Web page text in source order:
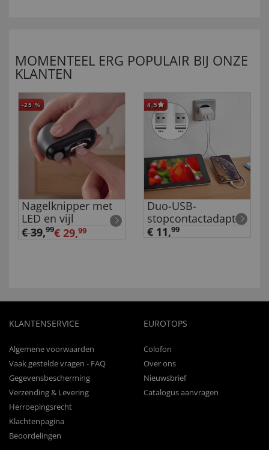
MOMENTEEL ERG POPULAIR BIJ ONZE
KLANTEN
-25 %
Nagelknipper met
LED en vijl
€ 39,99€ 29,99
4,5
Duo-USB-
stopcontactadapter
€ 11,99
KLANTENSERVICE
Algemene voorwaarden
Vaak gestelde vragen - FAQ
Gegevensbescherming
Verzending & Levering
Herroepingsrecht
Klachtenpagina
Beoordelingen
EUROTOPS
Colofon
Over ons
Nieuwsbrief
Catalogus aanvragen